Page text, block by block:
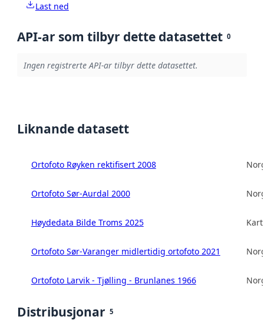
Last ned
API-ar som tilbyr dette datasettet 0
Ingen registrerte API-ar tilbyr dette datasettet.
Liknande datasett
Ortofoto Røyken rektifisert 2008
Ortofoto Sør-Aurdal 2000
Høydedata Bilde Troms 2025
Ortofoto Sør-Varanger midlertidig ortofoto 2021
Ortofoto Larvik - Tjølling - Brunlanes 1966
Distribusjonar 5